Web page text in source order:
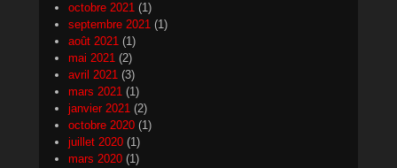
octobre 2021 (1)
septembre 2021 (1)
août 2021 (1)
mai 2021 (2)
avril 2021 (3)
mars 2021 (1)
janvier 2021 (2)
octobre 2020 (1)
juillet 2020 (1)
mars 2020 (1)